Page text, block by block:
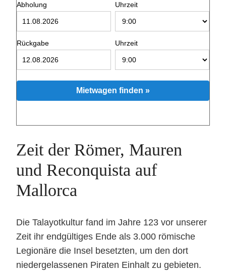
Abholung Uhrzeit
Rückgabe Uhrzeit
Mietwagen finden »
Zeit der Römer, Mauren
und Reconquista auf
Mallorca
Die Talayotkultur fand im Jahre 123 vor unserer
Zeit ihr endgültiges Ende als 3.000 römische
Legionäre die Insel besetzten, um den dort
niedergelassenen Piraten Einhalt zu gebieten.